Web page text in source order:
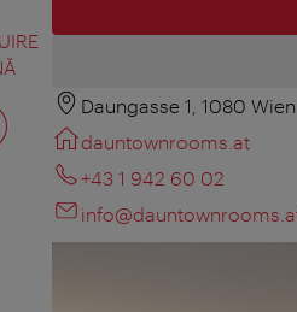
Daungasse 1, 1080 Wien
dauntownrooms.at
+43 1 942 60 02